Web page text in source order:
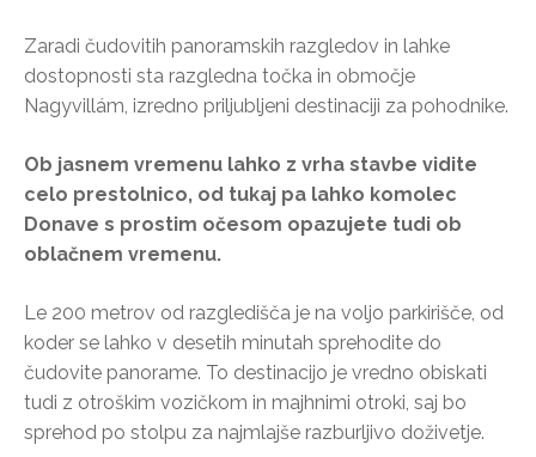
Zaradi čudovitih panoramskih razgledov in lahke
dostopnosti sta razgledna točka in območje
Nagyvillám, izredno priljubljeni destinaciji za pohodnike.
Ob jasnem vremenu lahko z vrha stavbe vidite
celo prestolnico, od tukaj pa lahko komolec
Donave s prostim očesom opazujete tudi ob
oblačnem vremenu.
Le 200 metrov od razgledišča je na voljo parkirišče, od
koder se lahko v desetih minutah sprehodite do
čudovite panorame. To destinacijo je vredno obiskati
tudi z otroškim vozičkom in majhnimi otroki, saj bo
sprehod po stolpu za najmlajše razburljivo doživetje.